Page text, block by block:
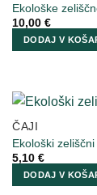
Ekološke
10,00 €
DODAJ V
ČAJI
Ekološki
5,10 €
DODAJ V